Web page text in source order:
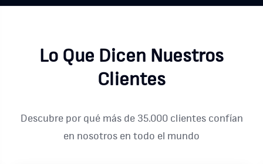
Lo Que Dicen Nuestros
Clientes
Descubre por qué más de 35.000 clientes confían
en nosotros en todo el mundo